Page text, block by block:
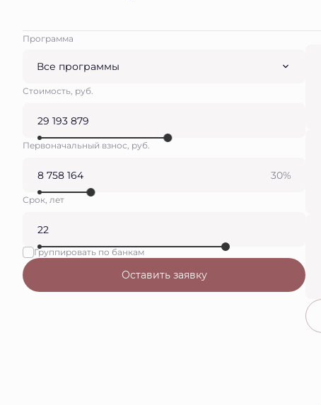
Программа
Все программы
Стоимость, руб.
Первоначальный взнос, руб.
30%
Срок, лет
Группировать по банкам
Оставить заявку